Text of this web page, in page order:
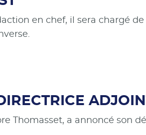
en chef, il sera chargé
Thomasset, a annoncé son